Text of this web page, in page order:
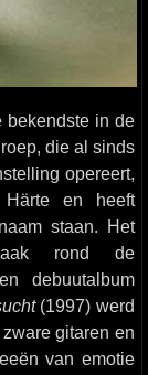
bekendste in de
die al sinds
opereert,
en heeft
staan. Het
rond de
debuutalbum
(1997) werd
gitaren en
van emotie